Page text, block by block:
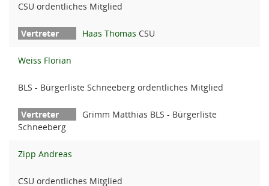
CSU ordentliches Mitglied
Haas Thomas CSU
Weiss Florian
BLS - Bürgerliste Schneeberg ordentliches Mitglied
Grimm Matthias BLS - Bürgerliste
Schneeberg
Zipp Andreas
CSU ordentliches Mitglied